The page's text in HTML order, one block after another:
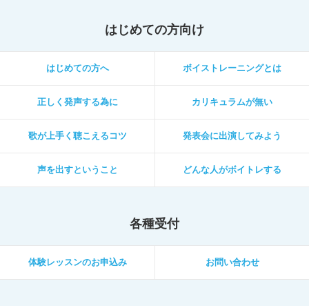
はじめての方向け
はじめての方へ ボイストレーニングとは
正しく発声する為に カリキュラムが無い
歌が上手く聴こえるコツ 発表会に出演してみよう
声を出すということ どんな人がボイトレする
各種受付
体験レッスンのお申込み お問い合わせ